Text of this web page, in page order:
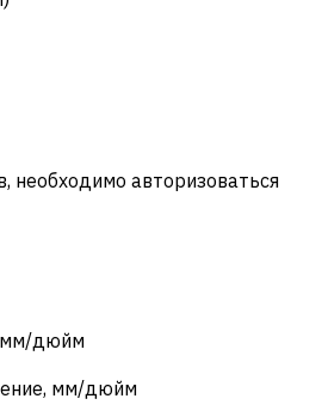
необходимо авторизоваться
мм/дюйм
мм/дюйм